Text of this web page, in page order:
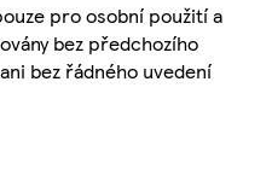
pro osobní použití a
bez předchozího
bez řádného uvedení